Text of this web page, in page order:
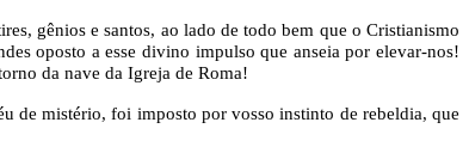
gênios e santos, ao lado de todo bem que o Cristianismo
oposto a esse divino impulso que anseia por elevar-nos!
da nave da Igreja de Roma!
de mistério, foi imposto por vosso instinto de rebeldia, que